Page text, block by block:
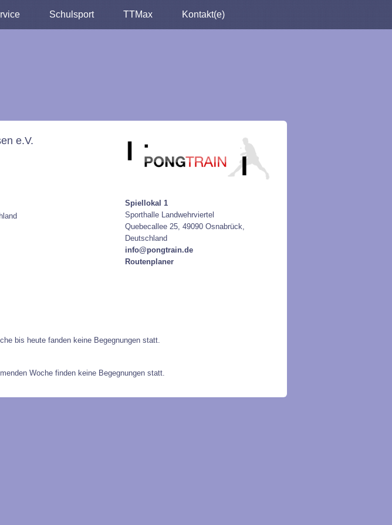
Schulsport TTMax Kontakt(e)
e.V.
Spiellokal 1
Sporthalle Landwehrviertel
Quebecallee 25, 49090 Osnabrück,
Deutschland
info@pongtrain.de
Routenplaner
bis heute fanden keine Begegnungen statt.
Woche finden keine Begegnungen statt.